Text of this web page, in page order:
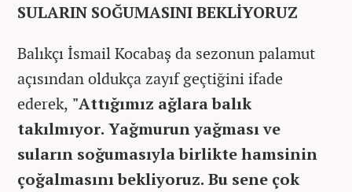
SULARIN SOĞUMASINI BEKLİYORUZ
Balıkçı İsmail Kocabaş da sezonun palamut
açısından oldukça zayıf geçtiğini ifade
ederek, "Attığımız ağlara balık
takılmıyor. Yağmurun yağması ve
suların soğumasıyla birlikte hamsinin
çoğalmasını bekliyoruz. Bu sene çok